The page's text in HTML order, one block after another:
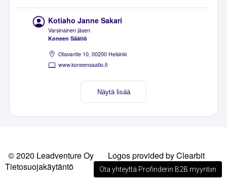
Kotiaho Janne Sakari
Varsinainen jäsen
Koneen Säätiö
Otavantie 10, 00200 Helsinki
www.koneensaatio.fi
Näytä lisää
© 2020 Leadventure Oy
Logos provided by Clearbit
Tietosuojakäytäntö
Ota yhteyttä Profinderin B2B myyntiin